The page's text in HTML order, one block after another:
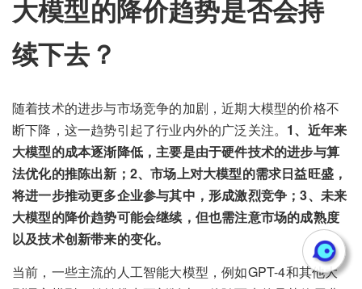
大模型的降价趋势是否会持
续下去？
随着技术的进步与市场竞争的加剧，近期大模型的价格不
断下降，这一趋势引起了行业内外的广泛关注。 1、近年来
大模型的成本逐渐降低，主要是由于硬件技术的进步与算
法优化的推陈出新；2、市场上对大模型的需求日益旺盛，
将进一步推动更多企业参与其中，形成激烈竞争；3、未来
大模型的降价趋势可能会继续，但也需注意市场的成熟度
以及技术创新带来的变化。
当前，一些主流的人工智能大模型，例如GPT-4和其他大